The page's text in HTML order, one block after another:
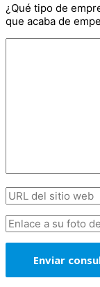
¿Qué tipo de
que acaba de